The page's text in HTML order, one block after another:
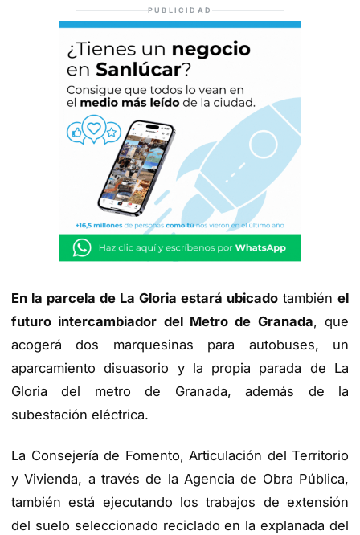
PUBLICIDAD
En la parcela de La Gloria estará ubicado también el
futuro intercambiador del Metro de Granada, que
acogerá dos marquesinas para autobuses, un
aparcamiento disuasorio y la propia parada de La
Gloria del metro de Granada, además de la
subestación eléctrica.
La Consejería de Fomento, Articulación del Territorio
y Vivienda, a través de la Agencia de Obra Pública,
también está ejecutando los trabajos de extensión
del suelo seleccionado reciclado en la explanada del